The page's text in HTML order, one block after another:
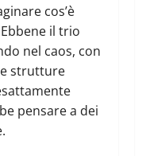
cos’è
il trio
nel caos, con
strutture
pensare a dei